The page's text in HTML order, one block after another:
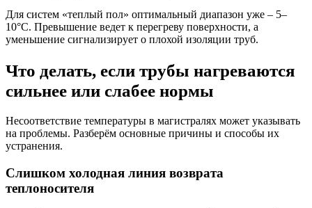
Для систем «теплый пол» оптимальный диапазон уже – 5–
10°C. Превышение ведет к перегреву поверхности, а
уменьшение сигнализирует о плохой изоляции труб.
Что делать, если трубы нагреваются
сильнее или слабее нормы
Несоответствие температуры в магистралях может указывать
на проблемы. Разберём основные причины и способы их
устранения.
Слишком холодная линия возврата
теплоносителя